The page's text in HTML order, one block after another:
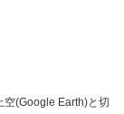
(Google Earth)と切